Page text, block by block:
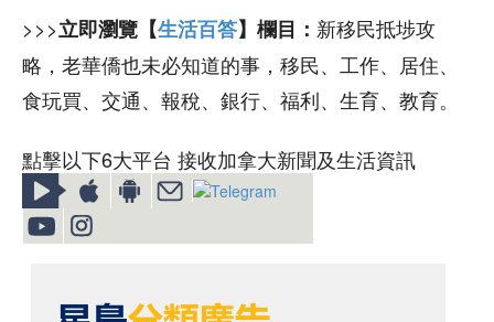
>>>立即瀏覽【生活百答】欄目： 新移民抵埗攻
略，老華僑也未必知道的事，移民、工作、居住、
食玩買、交通、報稅、銀行、福利、生育、教育。
點擊以下6大平台 接收加拿大新聞及生活資訊